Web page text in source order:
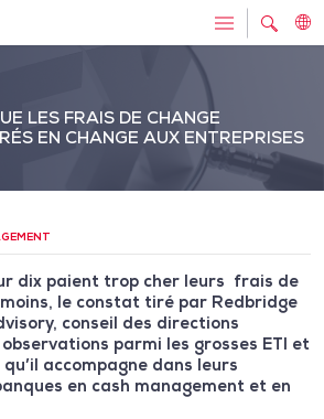
LES FRAIS DE CHANGE
EN CHANGE AUX ENTREPRISES
dix paient trop cher leurs frais de
le constat tiré par Redbridge
conseil des directions
parmi les grosses ETI et
accompagne dans leurs
en cash management et en